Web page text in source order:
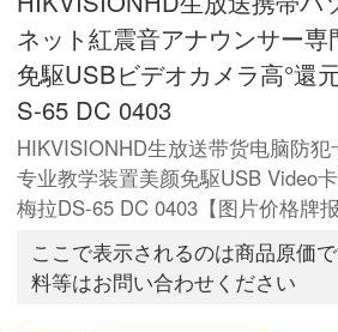
ネット紅震音アナウンサー
免駆USBビデオカメラ高°還
S-65 DC 0403
HIKVISIONHD生放送带货电脑防
专业教学装置美颜免駆USB Video
梅拉DS-65 DC 0403【图片价格牌
ここで表示されるのは商品原価
料等はお問い合わせください